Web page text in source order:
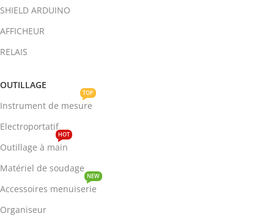
SHIELD ARDUINO
AFFICHEUR
RELAIS
OUTILLAGE
Instrument de mesure
TOP
Electroportatif
Outillage à main
HOT
Matériel de soudage
Accessoires menuiserie
NEW
Organiseur